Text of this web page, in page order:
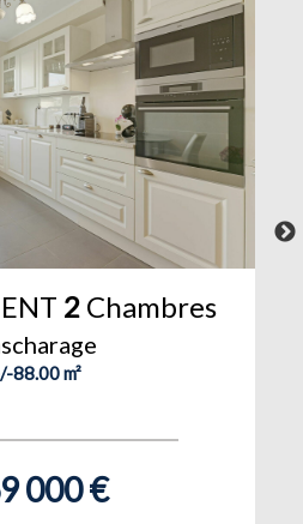
2Chambres
88.00 m²
000 €